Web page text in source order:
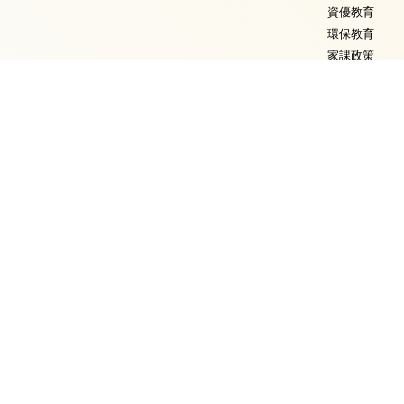
資優教育
環保教育
家課政策